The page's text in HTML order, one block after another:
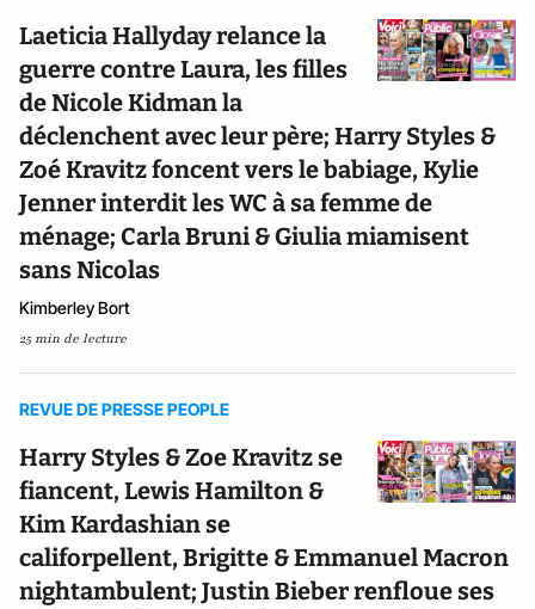
Laeticia Hallyday relance la
guerre contre Laura, les filles
de Nicole Kidman la
déclenchent avec leur père; Harry Styles &
Zoé Kravitz foncent vers le babiage, Kylie
Jenner interdit les WC à sa femme de
ménage; Carla Bruni & Giulia miamisent
sans Nicolas
Kimberley Bort
25 min de lecture
REVUE DE PRESSE PEOPLE
Harry Styles & Zoe Kravitz se
fiancent, Lewis Hamilton &
Kim Kardashian se
califorpellent, Brigitte & Emmanuel Macron
nightambulent; Justin Bieber renfloue ses